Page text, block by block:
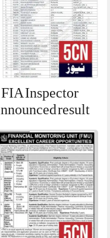
FIA Inspector
result